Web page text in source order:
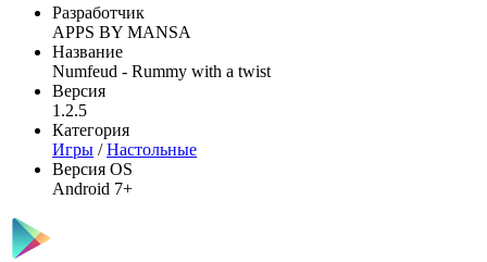
Разработчик
APPS BY MANSA
Название
Numfeud - Rummy with a twist
Версия
1.2.5
Категория
Игры /Настольные
Версия OS
Android 7+